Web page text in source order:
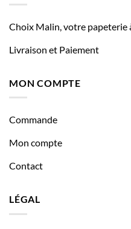
Choix Malin, votre papeterie
Livraison et Paiement
MON COMPTE
Commande
Mon compte
Contact
LÉGAL